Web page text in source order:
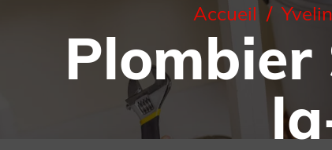
Accueil